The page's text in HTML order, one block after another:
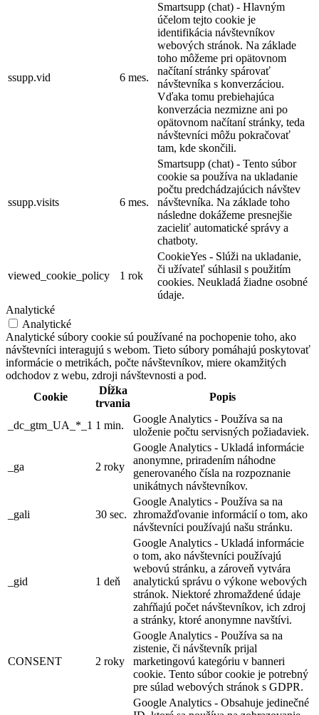
ssupp.vid 6 mes.
Smartsupp (chat) - Hlavným
účelom tejto cookie je
identifikácia návštevníkov
webových stránok. Na základe
toho môžeme pri opätovnom
načítaní stránky spárovať
návštevníka s konverzáciou.
Vďaka tomu prebiehajúca
konverzácia nezmizne ani po
opätovnom načítaní stránky, teda
návštevníci môžu pokračovať
tam, kde skončili.
ssupp.visits 6 mes.
Smartsupp (chat) - Tento súbor
cookie sa používa na ukladanie
počtu predchádzajúcich návštev
návštevníka. Na základe toho
následne dokážeme presnejšie
zacieliť automatické správy a
chatboty.
viewed_cookie_policy 1 rok
CookieYes - Slúži na ukladanie,
či užívateľ súhlasil s použitím
cookies. Neukladá žiadne osobné
údaje.
Analytické
Analytické
Analytické súbory cookie sú používané na pochopenie toho, ako
návštevníci interagujú s webom. Tieto súbory pomáhajú poskytovať
informácie o metrikách, počte návštevníkov, miere okamžitých
odchodov z webu, zdroji návštevnosti a pod.
Cookie
Dĺžka
trvania
Popis
_dc_gtm_UA_*_1 1 min.
Google Analytics - Používa sa na
uloženie počtu servisných požiadaviek.
_ga 2 roky
Google Analytics - Ukladá informácie
anonymne, priradením náhodne
generovaného čísla na rozpoznanie
unikátnych návštevníkov.
_gali 30 sec.
Google Analytics - Používa sa na
zhromažďovanie informácií o tom, ako
návštevníci používajú našu stránku.
_gid 1 deň
Google Analytics - Ukladá informácie
o tom, ako návštevníci používajú
webovú stránku, a zároveň vytvára
analytickú správu o výkone webových
stránok. Niektoré zhromaždené údaje
zahŕňajú počet návštevníkov, ich zdroj
a stránky, ktoré anonymne navštívi.
CONSENT 2 roky
Google Analytics - Používa sa na
zistenie, či návštevník prijal
marketingovú kategóriu v banneri
cookie. Tento súbor cookie je potrebný
pre súlad webových stránok s GDPR.
Google Analytics - Obsahuje jedinečné